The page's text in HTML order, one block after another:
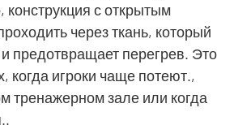
конструкция с открытым
через ткань, который
предотвращает перегрев. Это
когда игроки чаще потеют.,
тренажерном зале или когда